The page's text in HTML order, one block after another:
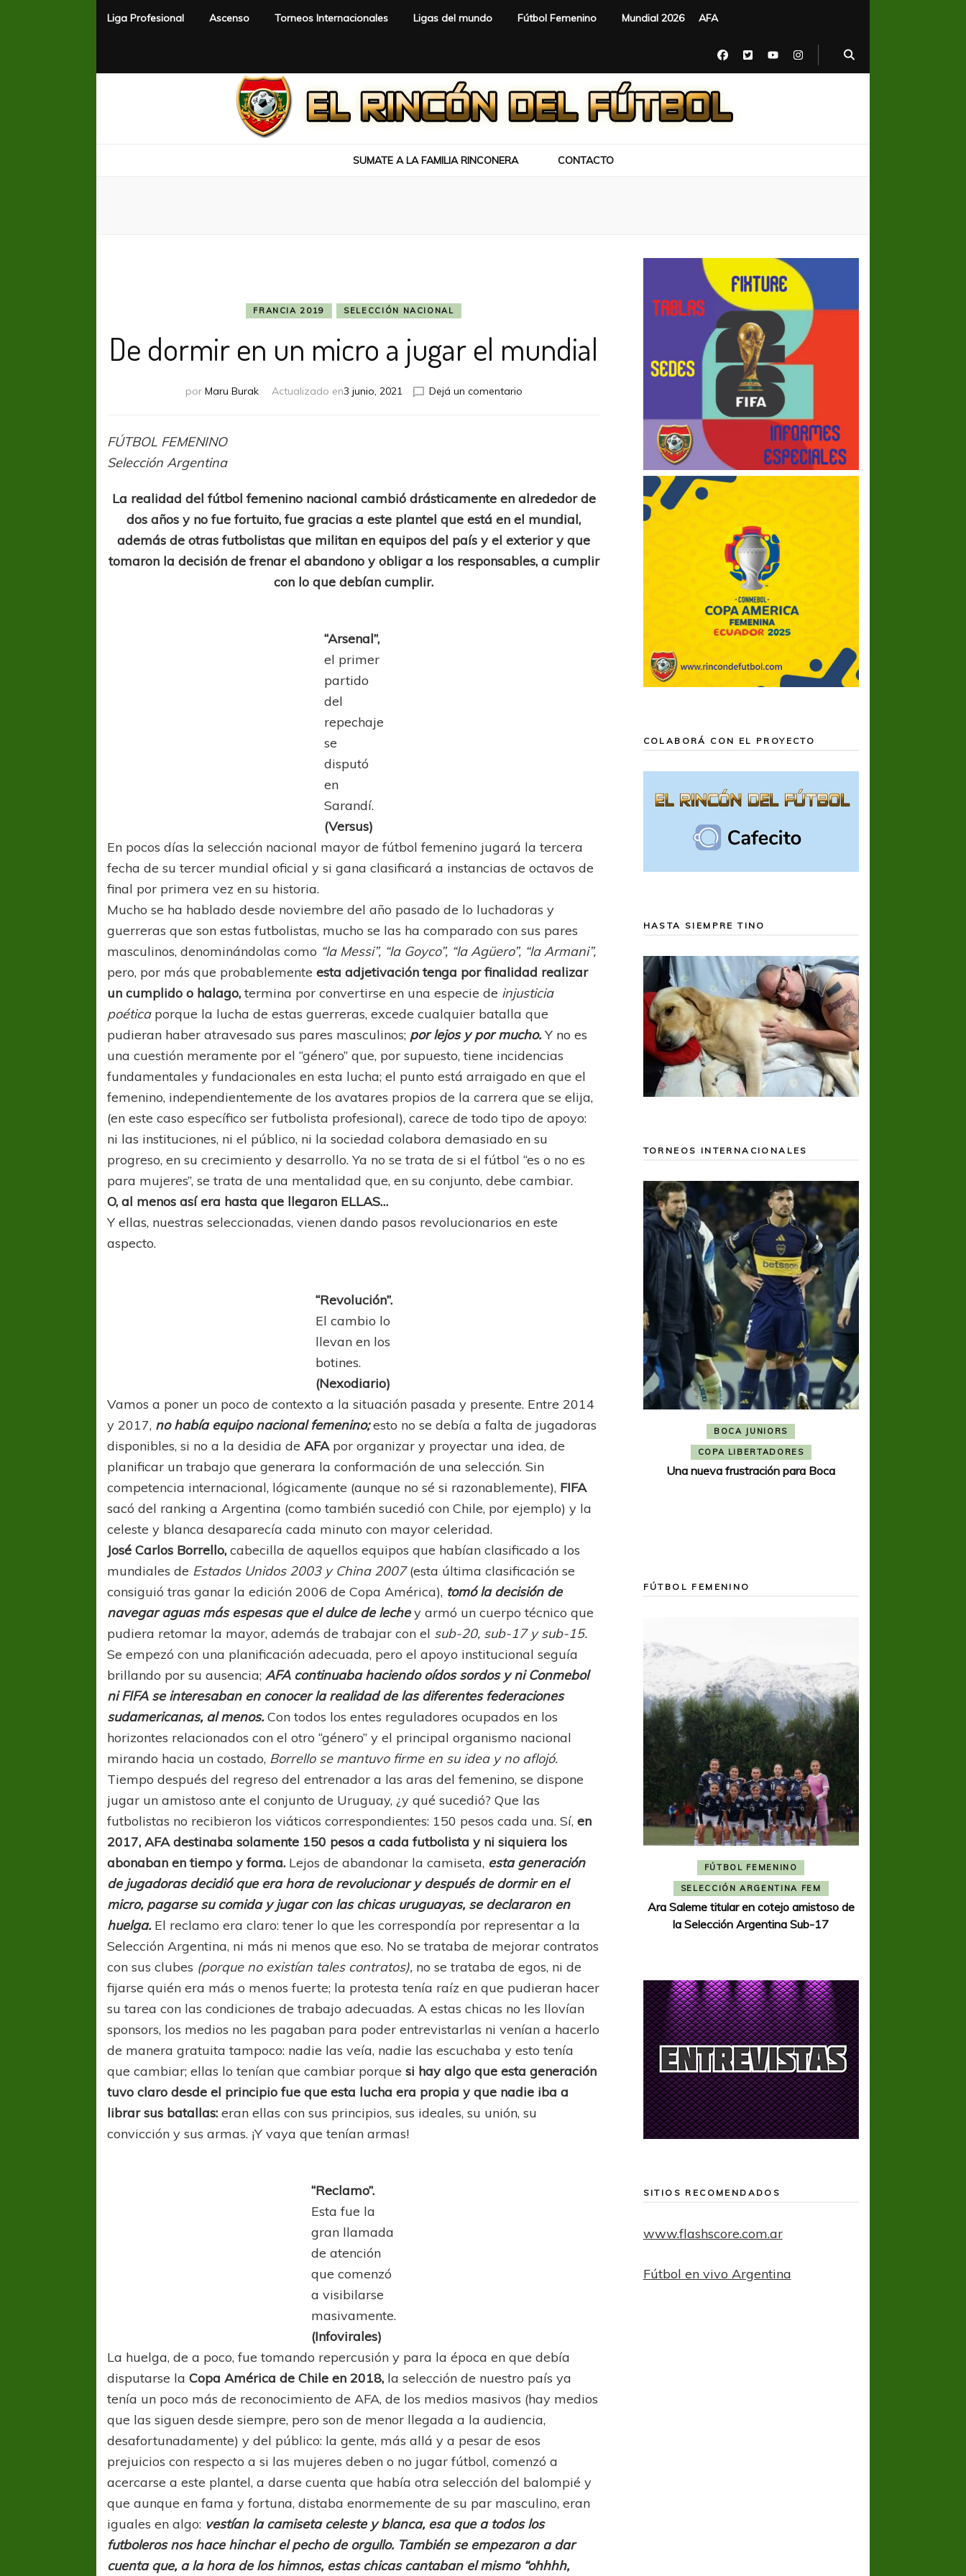
Liga Profesional Ascenso Torneos Internacionales Ligas del mundo Fútbol Femenino Mundial 2026 AFA
SUMATE A LA FAMILIA RINCONERA CONTACTO
FRANCIA 2019 SELECCIÓN NACIONAL
De dormir en un micro a jugar el mundial
por Maru Burak Actualizado en3 junio, 2021 Dejá un comentarioen
jugar
el
mundial
FÚTBOL FEMENINO
Selección Argentina
La realidad del fútbol femenino nacional cambió drásticamente en alrededor de
dos años y no fue fortuito, fue gracias a este plantel que está en el mundial,
además de otras futbolistas que militan en equipos del país y el exterior y que
tomaron la decisión de frenar el abandono y obligar a los responsables, a cumplir
con lo que debían cumplir.
“Arsenal”,
el primer
partido
del
repechaje
se
disputó
en
Sarandí.
(Versus)
En pocos días la selección nacional mayor de fútbol femenino jugará la tercera
fecha de su tercer mundial oficial y si gana clasificará a instancias de octavos de
final por primera vez en su historia.
Mucho se ha hablado desde noviembre del año pasado de lo luchadoras y
guerreras que son estas futbolistas, mucho se las ha comparado con sus pares
masculinos, denominándolas como “la Messi”, “la Goyco”, “la Agüero”, “la Armani”,
pero, por más que probablementeesta adjetivación tenga por finalidad realizar
un cumplido o halago, termina por convertirse en una especie de injusticia
poéticaporque la lucha de estas guerreras, excede cualquier batalla que
pudieran haber atravesado sus pares masculinos; por lejos y por mucho.Y no es
una cuestión meramente por el “género” que, por supuesto, tiene incidencias
fundamentales y fundacionales en esta lucha; el punto está arraigado en que el
femenino, independientemente de los avatares propios de la carrera que se elija,
(en este caso específico ser futbolista profesional), carece de todo tipo de apoyo:
ni las instituciones, ni el público, ni la sociedad colabora demasiado en su
progreso, en su crecimiento y desarrollo. Ya no se trata de si el fútbol “es o no es
para mujeres”, se trata de una mentalidad que, en su conjunto, debe cambiar.
O, al menos así era hasta que llegaron ELLAS…
Y ellas, nuestras seleccionadas, vienen dando pasos revolucionarios en este
aspecto.
“Revolución”.
El cambio lo
llevan en los
botines.
(Nexodiario)
Vamos a poner un poco de contexto a la situación pasada y presente. Entre 2014
y 2017, no había equipo nacional femenino;esto no se debía a falta de jugadoras
disponibles, si no a la desidia de AFApor organizar y proyectar una idea, de
planificar un trabajo que generara la conformación de una selección. Sin
competencia internacional, lógicamente (aunque no sé si razonablemente), FIFA
sacó del ranking a Argentina (como también sucedió con Chile, por ejemplo) y la
celeste y blanca desaparecía cada minuto con mayor celeridad.
José Carlos Borrello, cabecilla de aquellos equipos que habían clasificado a los
mundiales de Estados Unidos 2003 y China 2007(esta última clasificación se
consiguió tras ganar la edición 2006 de Copa América), tomó la decisión de
navegar aguas más espesas que el dulce de lechey armó un cuerpo técnico que
pudiera retomar la mayor, además de trabajar con el sub-20, sub-17 y sub-15.
Se empezó con una planificación adecuada, pero el apoyo institucional seguía
brillando por su ausencia;AFA continuaba haciendo oídos sordos y ni Conmebol
ni FIFA se interesaban en conocer la realidad de las diferentes federaciones
sudamericanas, al menos.Con todos los entes reguladores ocupados en los
horizontes relacionados con el otro “género” y el principal organismo nacional
mirando hacia un costado, Borrello se mantuvo firme en su idea y no aflojó.
Tiempo después del regreso del entrenador a las aras del femenino, se dispone
jugar un amistoso ante el conjunto de Uruguay, ¿y qué sucedió? Que las
futbolistas no recibieron los viáticos correspondientes: 150 pesos cada una. Sí,en
2017, AFA destinaba solamente 150 pesos a cada futbolista y ni siquiera los
abonaban en tiempo y forma. Lejos de abandonar la camiseta, esta generación
de jugadoras decidió que era hora de revolucionar y después de dormir en el
micro, pagarse su comida y jugar con las chicas uruguayas, se declararon en
huelga. El reclamo era claro: tener lo que les correspondía por representar a la
Selección Argentina, ni más ni menos que eso. No se trataba de mejorar contratos
con sus clubes (porque no existían tales contratos), no se trataba de egos, ni de
fijarse quién era más o menos fuerte; la protesta tenía raíz en que pudieran hacer
su tarea con las condiciones de trabajo adecuadas. A estas chicas no les llovían
sponsors, los medios no les pagaban para poder entrevistarlas ni venían a hacerlo
de manera gratuita tampoco: nadie las veía, nadie las escuchaba y esto tenía
que cambiar; ellas lo tenían que cambiar porquesi hay algo que esta generación
tuvo claro desde el principio fue que esta lucha era propia y que nadie iba a
librar sus batallas:eran ellas con sus principios, sus ideales, su unión, su
convicción y sus armas. ¡Y vaya que tenían armas!
“Reclamo”.
Esta fue la
gran llamada
de atención
que comenzó
a visibilarse
masivamente.
(Infovirales)
La huelga, de a poco, fue tomando repercusión y para la época en que debía
disputarse la Copa América de Chile en 2018, la selección de nuestro país ya
tenía un poco más de reconocimiento de AFA, de los medios masivos (hay medios
que las siguen desde siempre, pero son de menor llegada a la audiencia,
desafortunadamente) y del público: la gente, más allá y a pesar de esos
prejuicios con respecto a si las mujeres deben o no jugar fútbol, comenzó a
acercarse a este plantel, a darse cuenta que había otra selección del balompié y
que aunque en fama y fortuna, distaba enormemente de su par masculino, eran
iguales en algo: vestían la camiseta celeste y blanca, esa que a todos los
futboleros nos hace hinchar el pecho de orgullo. También se empezaron a dar
cuenta que, a la hora de los himnos, estas chicas cantaban el mismo “ohhhh,
COLABORÁ CON EL PROYECTO
HASTA SIEMPRE TINO
TORNEOS INTERNACIONALES
COPA SUDAMERICANA TIGRE
A pesar de la derrota Tigre avanzó a
Octavos de Final
COPA SUDAMERICANA LANÚS
Sur Defendido
UEFA CHAMPIONS LEAGUE
PSG celebró el bicampeonato
BOCA JUNIORS
COPA LIBERTADORES
Una nueva frustración para Boca
FÚTBOL FEMENINO
FÚTBOL FEMENINO
REGIONAL AMATEUR
jugará ante Estrella del Sur en el
Federal
FÚTBOL FEMENINO
LIGA DE LA COSTA
Las campeonas festejaron ante su gente
FÚTBOL FEMENINO
OTRAS LIGAS FEM
Tiro se quedó con la primera semifinal
FÚTBOL FEMENINO
SELECCIÓN ARGENTINA FEM
Ara Saleme titular en cotejo amistoso de
la Selección Argentina Sub-17
SITIOS RECOMENDADOS
www.flashscore.com.ar
Fútbol en vivo Argentina